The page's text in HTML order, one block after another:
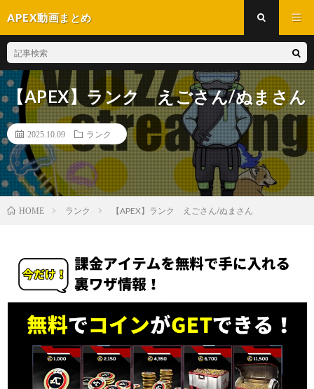
APEX動画まとめ
【APEX】ランク えごさん/ぬまさん
2025.10.09 ランク
HOME ランク 【APEX】ランク えごさん/ぬまさん